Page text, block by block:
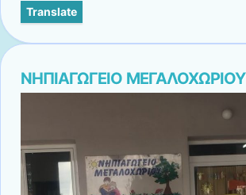
a
language
this
Translate
ΝΗΠΙΑΓΩΓΕΙΟ ΜΕΓΑΛΟΧΩΡΙΟΥ